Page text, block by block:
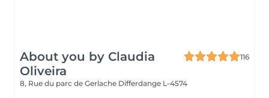
About you by Claudia
Oliveira
116
8, Rue du parc de Gerlache Differdange L-4574